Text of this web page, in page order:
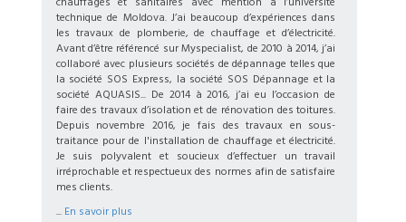
technique de Moldova. J’ai beaucoup d’expériences dans
les travaux de plomberie, de chauffage et d’électricité.
Avant d’être référencé sur Myspecialist, de 2010 à 2014, j’ai
collaboré avec plusieurs sociétés de dépannage telles que
la société SOS Express, la société SOS Dépannage et la
société AQUASIS... De 2014 à 2016, j’ai eu l’occasion de
faire des travaux d’isolation et de rénovation des toitures.
Depuis novembre 2016, je fais des travaux en sous-
traitance pour de l'installation de chauffage et électricité.
Je suis polyvalent et soucieux d’effectuer un travail
irréprochable et respectueux des normes afin de satisfaire
mes clients.
... En savoir plus